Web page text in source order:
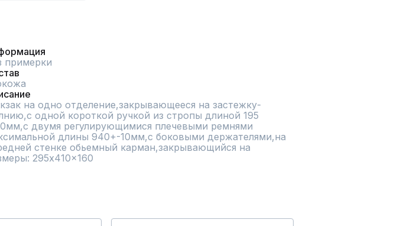
примерки
на одно отделение,закрывающееся на застежку-
одной короткой ручкой из стропы длиной 195
двумя регулирующимися плечевыми ремнями
длины 940+-10мм,с боковыми держателями,на
стенке обьемный карман,закрывающийся на
295x410x160